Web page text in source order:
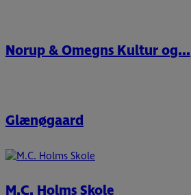
Norup & Omegns Kultur og...
Glænøgaard
M.C. Holms Skole